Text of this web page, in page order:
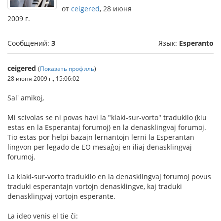
от ceigered, 28 июня
2009 г.
Сообщений: 3 Язык: Esperanto
ceigered (Показать профиль)
28 июня 2009 г., 15:06:02
Sal' amikoj,
Mi scivolas se ni povas havi la "klaki-sur-vorto" tradukilo (kiu
estas en la Esperantaj forumoj) en la denasklingvaj forumoj.
Tio estas por helpi bazajn lernantojn lerni la Esperantan
lingvon per legado de EO mesaĝoj en iliaj denasklingvaj
forumoj.
La klaki-sur-vorto tradukilo en la denasklingvaj forumoj povus
traduki esperantajn vortojn denasklingve, kaj traduki
denasklingvaj vortojn esperante.
La ideo venis el tie ĉi: